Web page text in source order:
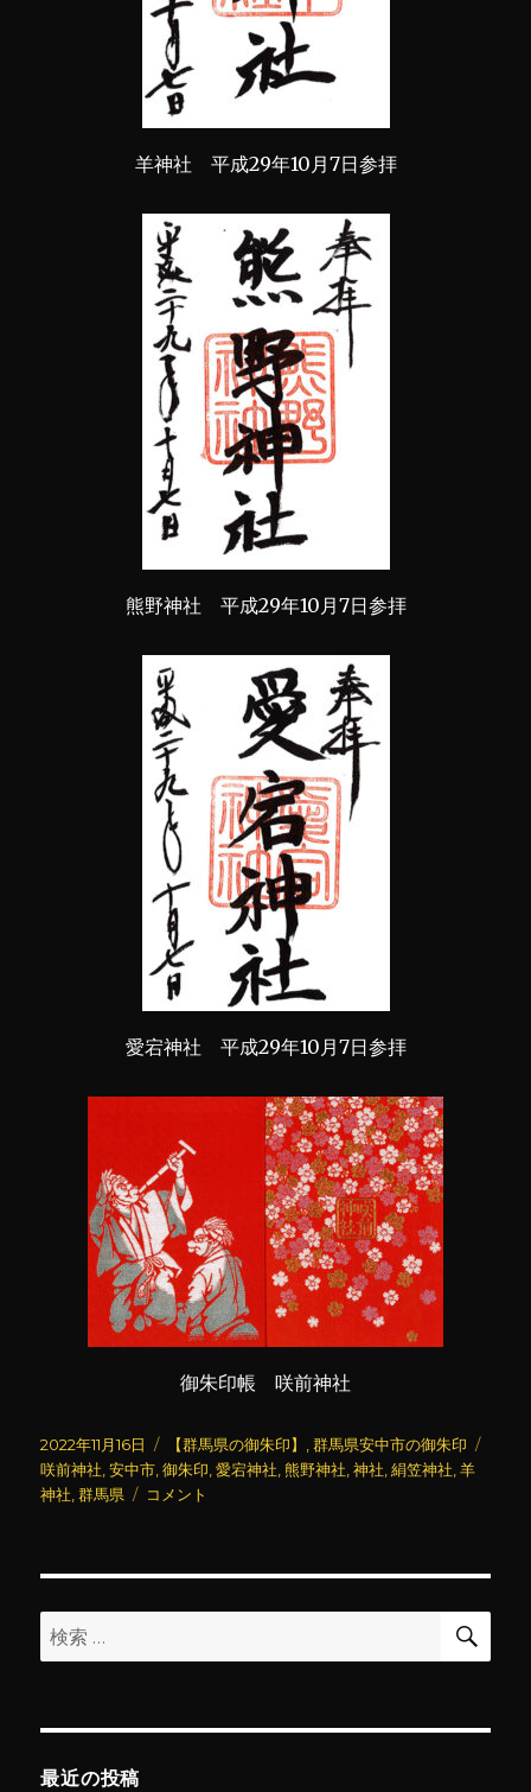
羊神社 平成29年10月7日参拝
熊野神社 平成29年10月7日参拝
愛宕神社 平成29年10月7日参拝
御朱印帳 咲前神社
投
稿
日:
2022年11月16日
カ
テ
ゴ
【群馬県の御朱印】 ,群馬県安中市の御朱印
咲前神社 ,安中市 ,御朱印 ,愛宕神社 ,熊野神社 ,神社 ,絹笠神社 ,羊
神社 ,群馬県
咲
に
コメント
検
索:
検
最近の投稿